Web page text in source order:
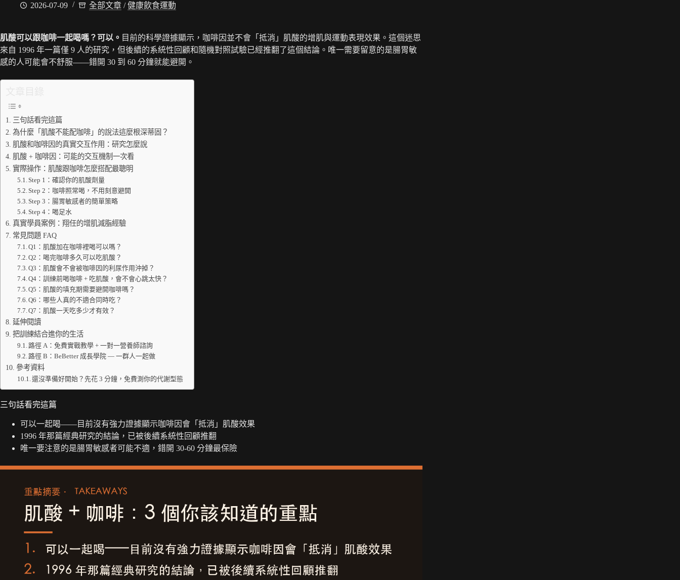
2026-07-09 全部文章 /健康飲食運動
肌酸可以跟咖啡一起喝嗎？可以。 目前的科學證據顯示，咖啡因並不會「抵消」肌酸的增肌與運動表現效果。這個迷思
來自 1996 年一篇僅 9 人的研究，但後續的系統性回顧和隨機對照試驗已經推翻了這個結論。唯一需要留意的是腸胃敏
感的人可能會不舒服——錯開 30 到 60 分鐘就能避開。
三句話看完這篇
為什麼「肌酸不能配咖啡」的說法這麼根深蒂固？
肌酸和咖啡因的真實交互作用：研究怎麼說
肌酸 + 咖啡因：可能的交互機制一次看
實際操作：肌酸跟咖啡怎麼搭配最聰明
Step 1：確認你的肌酸劑量
Step 2：咖啡照常喝，不用刻意避開
Step 3：腸胃敏感者的簡單策略
Step 4：喝足水
真實學員案例：翔任的增肌減脂經驗
常見問題 FAQ
Q1：肌酸加在咖啡裡喝可以嗎？
Q2：喝完咖啡多久可以吃肌酸？
Q3：肌酸會不會被咖啡因的利尿作用沖掉？
Q4：訓練前喝咖啡 + 吃肌酸，會不會心跳太快？
Q5：肌酸的填充期需要避開咖啡嗎？
Q6：哪些人真的不適合同時吃？
Q7：肌酸一天吃多少才有效？
延伸閱讀
把訓練結合進你的生活
路徑 A：免費實戰教學 + 一對一營養師諮詢
路徑 B：BeBetter 成長學院 — 一群人一起做
參考資料
還沒準備好開始？先花 3 分鐘，免費測你的代謝型態
三句話看完這篇
可以一起喝——目前沒有強力證據顯示咖啡因會「抵消」肌酸效果
1996 年那篇經典研究的結論，已被後續系統性回顧推翻
唯一要注意的是腸胃敏感者可能不適，錯開 30-60 分鐘最保險